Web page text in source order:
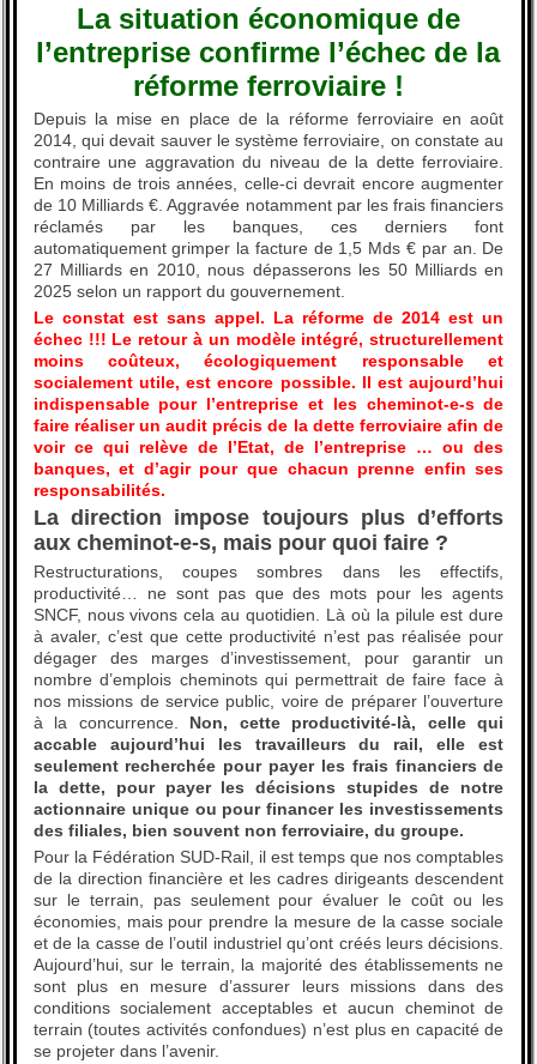
La situation économique de
l’entreprise confirme l’échec de la
réforme ferroviaire !
Depuis la mise en place de la réforme ferroviaire en août
2014, qui devait sauver le système ferroviaire, on constate au
contraire une aggravation du niveau de la dette ferroviaire.
En moins de trois années, celle-ci devrait encore augmenter
de 10 Milliards €. Aggravée notamment par les frais financiers
réclamés par les banques, ces derniers font
automatiquement grimper la facture de 1,5 Mds € par an. De
27 Milliards en 2010, nous dépasserons les 50 Milliards en
2025 selon un rapport du gouvernement.
Le constat est sans appel. La réforme de 2014 est un
échec !!! Le retour à un modèle intégré, structurellement
moins coûteux, écologiquement responsable et
socialement utile, est encore possible. Il est aujourd’hui
indispensable pour l’entreprise et les cheminot-e-s de
faire réaliser un audit précis de la dette ferroviaire afin de
voir ce qui relève de l’Etat, de l’entreprise … ou des
banques, et d’agir pour que chacun prenne enfin ses
responsabilités.
La direction impose toujours plus d’efforts
aux cheminot-e-s, mais pour quoi faire ?
Restructurations, coupes sombres dans les effectifs,
productivité… ne sont pas que des mots pour les agents
SNCF, nous vivons cela au quotidien. Là où la pilule est dure
à avaler, c’est que cette productivité n’est pas réalisée pour
dégager des marges d’investissement, pour garantir un
nombre d’emplois cheminots qui permettrait de faire face à
nos missions de service public, voire de préparer l’ouverture
à la concurrence. Non, cette productivité-là, celle qui
accable aujourd’hui les travailleurs du rail, elle est
seulement recherchée pour payer les frais financiers de
la dette, pour payer les décisions stupides de notre
actionnaire unique ou pour financer les investissements
des filiales, bien souvent non ferroviaire, du groupe.
Pour la Fédération SUD-Rail, il est temps que nos comptables
de la direction financière et les cadres dirigeants descendent
sur le terrain, pas seulement pour évaluer le coût ou les
économies, mais pour prendre la mesure de la casse sociale
et de la casse de l’outil industriel qu’ont créés leurs décisions.
Aujourd’hui, sur le terrain, la majorité des établissements ne
sont plus en mesure d’assurer leurs missions dans des
conditions socialement acceptables et aucun cheminot de
terrain (toutes activités confondues) n’est plus en capacité de
se projeter dans l’avenir.